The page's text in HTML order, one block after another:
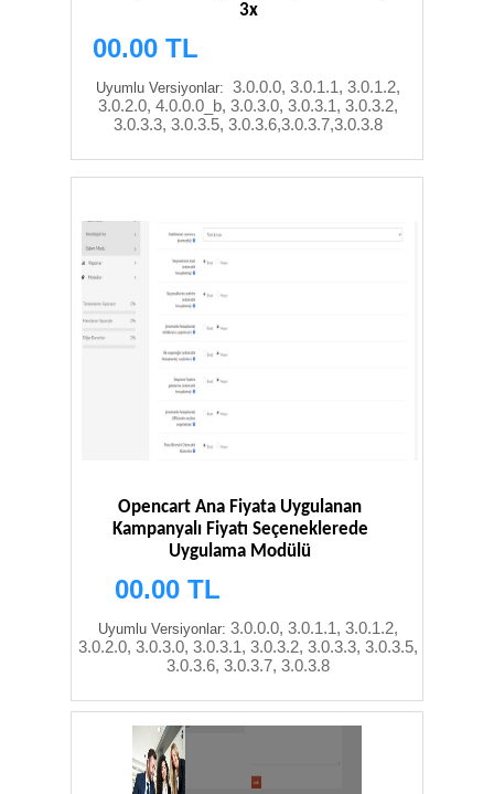
3x
00.00 TL
Uyumlu Versiyonlar: 3.0.0.0, 3.0.1.1, 3.0.1.2,
3.0.2.0, 4.0.0.0_b, 3.0.3.0, 3.0.3.1, 3.0.3.2,
3.0.3.3, 3.0.3.5, 3.0.3.6,3.0.3.7,3.0.3.8
Opencart Ana Fiyata Uygulanan
Kampanyalı Fiyatı Seçeneklerede
Uygulama Modülü
00.00 TL
Uyumlu Versiyonlar: 3.0.0.0, 3.0.1.1, 3.0.1.2,
3.0.2.0, 3.0.3.0, 3.0.3.1, 3.0.3.2, 3.0.3.3, 3.0.3.5,
3.0.3.6, 3.0.3.7, 3.0.3.8